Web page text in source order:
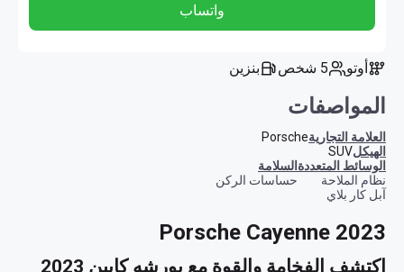
واتساب
أوتو 5 شخص بنزين
المواصفات
العلامة التجاريةPorsche
الهيكلSUV
الوسائط المتعددة
نظام الملاحة
آبل كار بلاي
السلامة
حساسات الركن
Porsche Cayenne 2023
اكتشف الفخامة والقوة مع بورشه كايين 2023